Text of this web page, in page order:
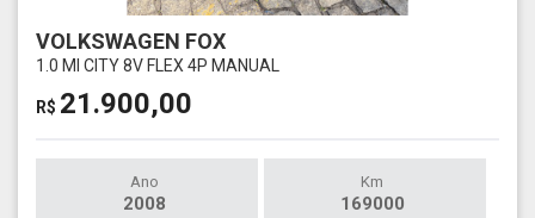
VOLKSWAGEN FOX
1.0 MI CITY 8V FLEX 4P MANUAL
R$ 21.900,00
Ano
2008
Km
169000